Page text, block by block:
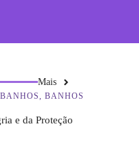
Mais
BANHOS
BANHOS
e da Proteção